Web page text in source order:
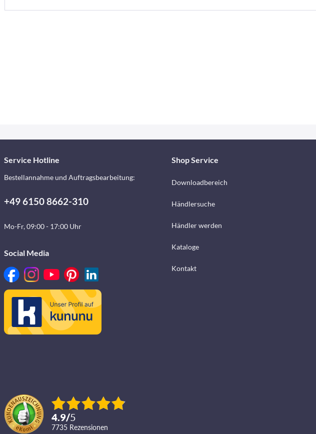
Service Hotline
Bestellannahme und Auftragsbearbeitung:
+49 6150 8662-310
Mo-Fr, 09:00 - 17:00 Uhr
Social Media
4.9/5
7735 Rezensionen
Shop Service
Downloadbereich
Händlersuche
Händler werden
Kataloge
Kontakt